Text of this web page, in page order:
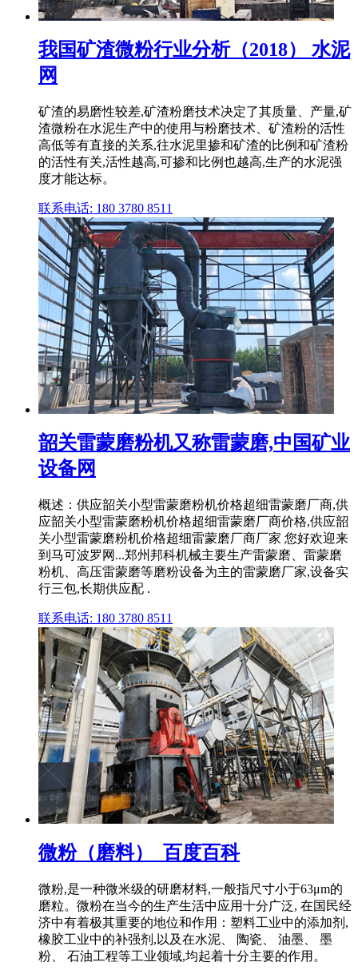
我国矿渣微粉行业分析（2018） 水泥
网
矿渣的易磨性较差,矿渣粉磨技术决定了其质量、产量,矿
渣微粉在水泥生产中的使用与粉磨技术、矿渣粉的活性
高低等有直接的关系,往水泥里掺和矿渣的比例和矿渣粉
的活性有关,活性越高,可掺和比例也越高,生产的水泥强
度才能达标。
联系电话: 180 3780 8511
韶关雷蒙磨粉机又称雷蒙磨,中国矿业
设备网
概述：供应韶关小型雷蒙磨粉机价格超细雷蒙磨厂商,供
应韶关小型雷蒙磨粉机价格超细雷蒙磨厂商价格,供应韶
关小型雷蒙磨粉机价格超细雷蒙磨厂商厂家 您好欢迎来
到马可波罗网...郑州邦科机械主要生产雷蒙磨、雷蒙磨
粉机、高压雷蒙磨等磨粉设备为主的雷蒙磨厂家,设备实
行三包,长期供应配 .
联系电话: 180 3780 8511
微粉（磨料）_百度百科
微粉,是一种微米级的研磨材料,一般指尺寸小于63μm的
磨粒。微粉在当今的生产生活中应用十分广泛, 在国民经
济中有着极其重要的地位和作用：塑料工业中的添加剂,
橡胶工业中的补强剂,以及在水泥、 陶瓷、 油墨、 墨
粉、 石油工程等工业领域,均起着十分主要的作用。